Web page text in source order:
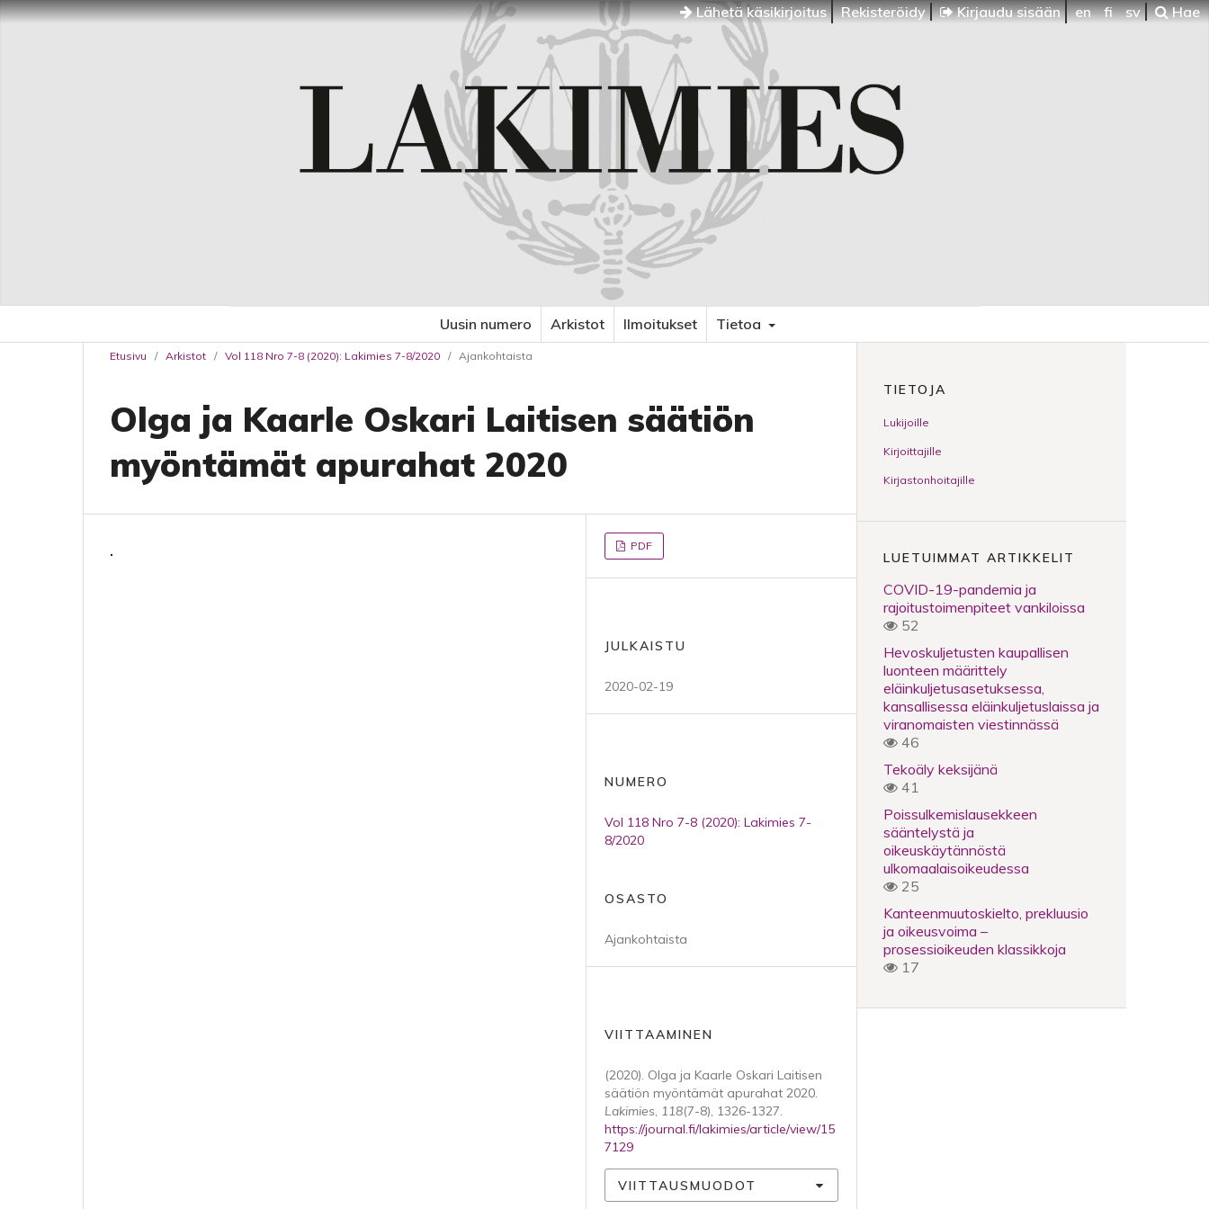
Lähetä käsikirjoitus Rekisteröidy Kirjaudu sisään en fi sv Hae
Uusin numero Arkistot Ilmoitukset Tietoa
Etusivu / Arkistot / Vol 118 Nro 7-8 (2020): Lakimies 7-8/2020 / Ajankohtaista
Olga ja Kaarle Oskari Laitisen säätiön
myöntämät apurahat 2020
. PDF
JULKAISTU
2020-02-19
NUMERO
Vol 118 Nro 7-8 (2020): Lakimies 7-
8/2020
OSASTO
Ajankohtaista
VIITTAAMINEN
(2020). Olga ja Kaarle Oskari Laitisen
säätiön myöntämät apurahat 2020.
Lakimies, 118(7-8), 1326-1327.
https://journal.fi/lakimies/article/view/15
7129
VIITTAUSMUODOT
TIETOJA
Lukijoille
Kirjoittajille
Kirjastonhoitajille
LUETUIMMAT ARTIKKELIT
COVID-19-pandemia ja
rajoitustoimenpiteet vankiloissa
52
Hevoskuljetusten kaupallisen
luonteen määrittely
eläinkuljetusasetuksessa,
kansallisessa eläinkuljetuslaissa ja
viranomaisten viestinnässä
46
Tekoäly keksijänä
41
Poissulkemislausekkeen
sääntelystä ja
oikeuskäytännöstä
ulkomaalaisoikeudessa
25
Kanteenmuutoskielto, prekluusio
ja oikeusvoima –
prosessioikeuden klassikkoja
17